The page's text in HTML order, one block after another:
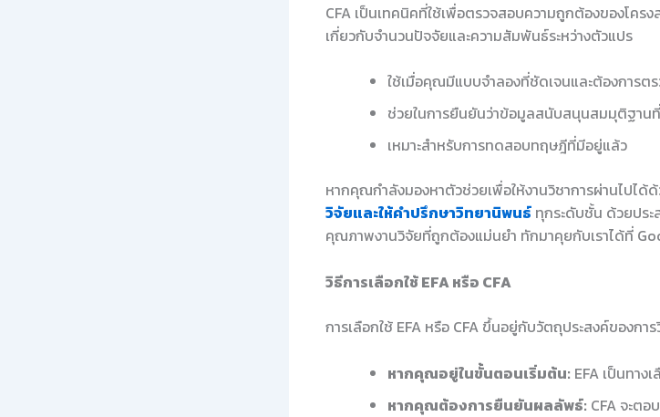
CFA เป็นเทคนิคที่ใช้เพื่อตรวจสอบความถูกต้องของโคร
เกี่ยวกับจำนวนปัจจัยและความสัมพันธ์ระหว่างตัวแปร
ใช้เมื่อคุณมีแบบจำลองที่ชัดเจนและต้องการต
ช่วยในการยืนยันว่าข้อมูลสนับสนุนสมมุติฐาน
เหมาะสำหรับการทดสอบทฤษฎีที่มีอยู่แล้ว
หากคุณกำลังมองหาตัวช่วยเพื่อให้งานวิชาการผ่านไปได้
วิจัยและให้คำปรึกษาวิทยานิพนธ์ ทุกระดับชั้น ด้วยประ
คุณภาพงานวิจัยที่ถูกต้องแม่นยำ ทักมาคุยกับเราได้ที่
วิธีการเลือกใช้ EFA หรือ CFA
การเลือกใช้ EFA หรือ CFA ขึ้นอยู่กับวัตถุประสงค์ของก
หากคุณอยู่ในขั้นตอนเริ่มต้น: EFA เป็นทาง
หากคุณต้องการยืนยันผลลัพธ์: CFA จะตอ